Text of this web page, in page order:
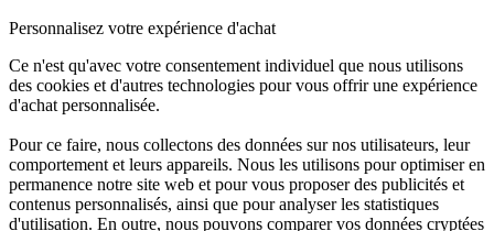
Personnalisez votre expérience d'achat
Ce n'est qu'avec votre consentement individuel que nous utilisons
des cookies et d'autres technologies pour vous offrir une expérience
d'achat personnalisée.
Pour ce faire, nous collectons des données sur nos utilisateurs, leur
comportement et leurs appareils. Nous les utilisons pour optimiser en
permanence notre site web et pour vous proposer des publicités et
contenus personnalisés, ainsi que pour analyser les statistiques
d'utilisation. En outre, nous pouvons comparer vos données cryptées